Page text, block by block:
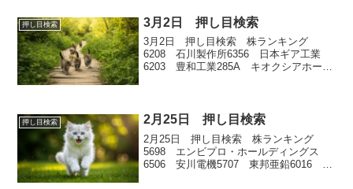
押し目検索 3月2日 押し目検索
3月2日 押し目検索 株ランキング
6208 石川製作所6356 日本ギア工業
6203 豊和工業285A キオクシアホール
押し目検索 2月25日 押し目検索
2月25日 押し目検索 株ランキング
5698 エンビプロ・ホールディングス
6506 安川電機5707 東邦亜鉛6016 ジ